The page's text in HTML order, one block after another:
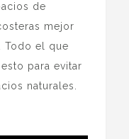
de
mejor
Todo el que
para evitar
naturales.